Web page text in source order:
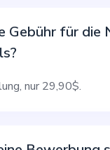
Gebühr für die
nur 29,90$.